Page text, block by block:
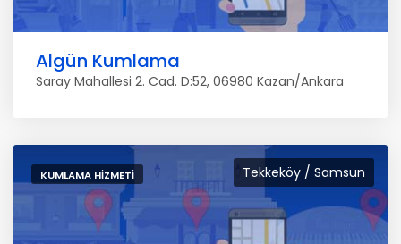
Algün Kumlama
Saray Mahallesi 2. Cad. D:52, 06980 Kazan/Ankara
Tekkeköy / Samsun
KUMLAMA HIZMETI